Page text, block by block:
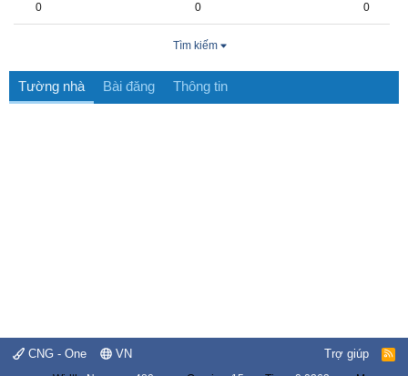
0 0 0
Tìm kiếm
Tường nhà Bài đăng Thông tin
CNG - One VN Trợ giúp
R